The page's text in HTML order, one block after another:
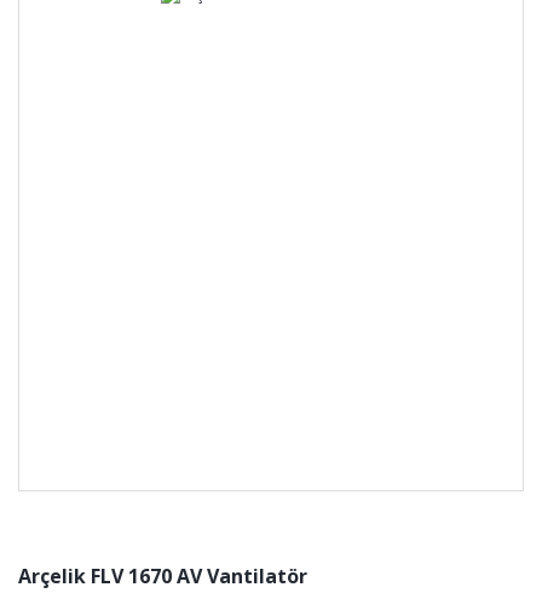
Arçelik FLV 1670 AV Vantilatör